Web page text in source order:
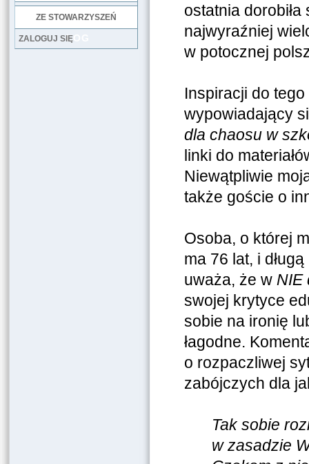
ZE STOWARZYSZEŃ
LOG
ZALOGUJ SIĘ
ostatnia
najwyraźniej
w potocznej
Inspiracji do tego
wypowiadający
dla chaosu w
linki do
Niewątpliwie
także goście o
Osoba, o której
ma 76 lat, i
uważa, że w NIE
swojej krytyce
sobie na ironię
łagodne.
o rozpaczliwej
zabójczych dla
Tak sobie
w zasadzie